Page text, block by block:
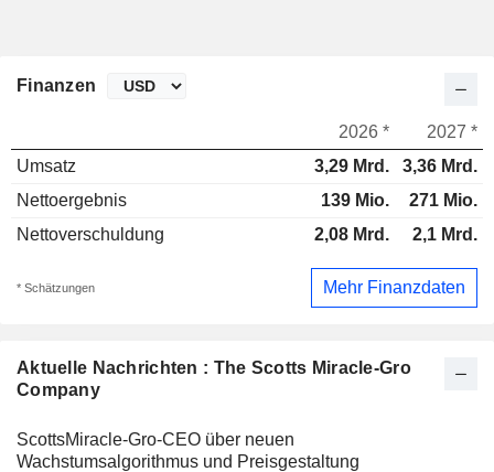
Aktuelle Nachrichten : The Scotts Miracle-Gro
Company
ScottsMiracle-Gro-CEO über neuen
Wachstumsalgorithmus und Preisgestaltung
Finanzen
2026 *
2027 *
Umsatz
3,29 Mrd.
3,36 Mrd.
Nettoergebnis
139 Mio.
271 Mio.
Nettoverschuldung
2,08 Mrd. 2,1 Mrd.
* Schätzungen Mehr Finanzdaten